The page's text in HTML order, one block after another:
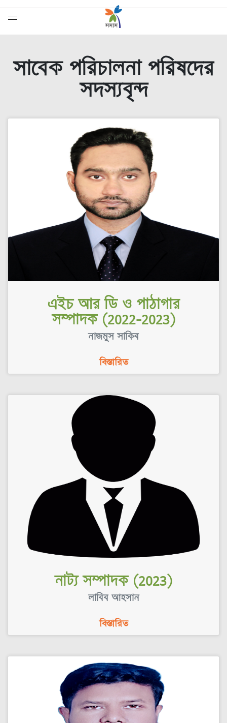
সাবেক পরিচালনা পরিষদের
সদস্যবৃন্দ
এইচ আর ডি ও পাঠাগার
সম্পাদক (2022-2023)
নাজমুস সাকিব
বিস্তারিত
নাট্য সম্পাদক (2023)
লাবিব আহসান
বিস্তারিত